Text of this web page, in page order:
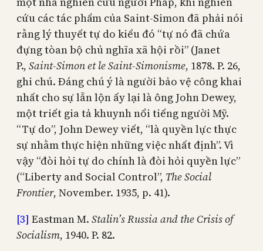
cứu các tác phẩm của Saint-Simon đã phải nói
rằng lý thuyết tự do kiểu đó “tự nó đã chứa
đựng tòan bộ chủ nghĩa xã hội rồi” (Janet
P., Saint-Simon et le Saint-Simonisme, 1878. P. 26,
ghi chú. Đáng chú ý là người bảo vệ công khai
nhất cho sự lẫn lộn ấy lại là ông John Dewey,
một triết gia tả khuynh nổi tiếng người Mỹ.
“Tự do”, John Dewey viết, “là quyền lực thực
sự nhằm thực hiện những việc nhất định”. Vì
vậy “đòi hỏi tự do chính là đòi hỏi quyền lực”
(“Liberty and Social Control”, The Social
Frontier, November. 1935, p. 41).
[3] Eastman M. Stalin’s Russia and the Crisis of
Socialism, 1940. P. 82.